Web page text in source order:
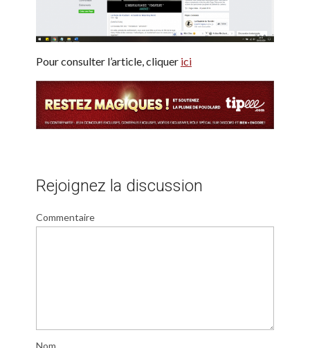
Pour consulter l’article, cliquer ici
Rejoignez la discussion
Commentaire